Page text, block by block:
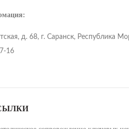
д. 68, г. Саранск, Республика
16